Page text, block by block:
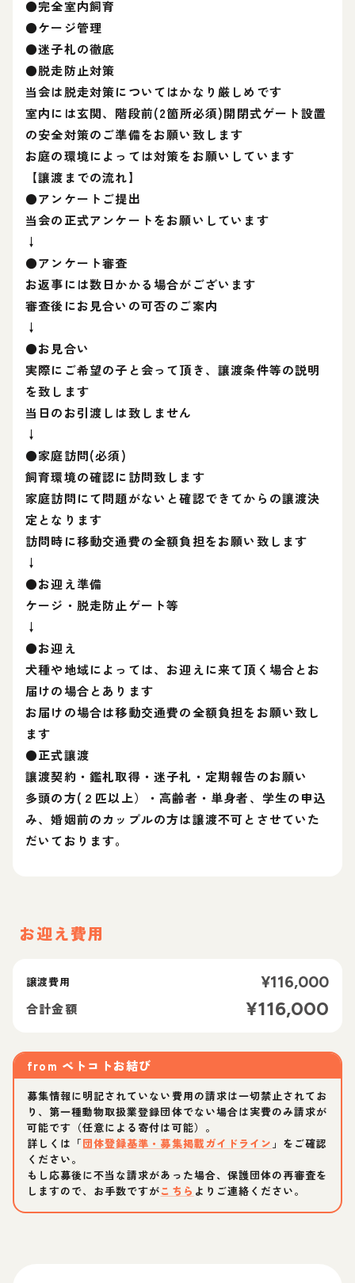
●完全室内飼育
●ケージ管理
●迷子札の徹底
●脱走防止対策
当会は脱走対策についてはかなり厳しめです
室内には玄関、階段前(2箇所必須)開閉式ゲート設置
の安全対策のご準備をお願い致します
お庭の環境によっては対策をお願いしています
【讓渡までの流れ】
●アンケートご提出
当会の正式アンケートをお願いしています
↓
●アンケート審査
お返事には数日かかる場合がございます
審査後にお見合いの可否のご案内
↓
●お見合い
実際にご希望の子と会って頂き、讓渡条件等の説明
を致します
当日のお引渡しは致しません
↓
●家庭訪問(必須)
飼育環境の確認に訪問致します
家庭訪問にて問題がないと確認できてからの讓渡決
定となります
訪問時に移動交通費の全額負担をお願い致します
↓
●お迎え準備
ケージ・脱走防止ゲート等
↓
●お迎え
犬種や地域によっては、お迎えに来て頂く場合とお
届けの場合とあります
お届けの場合は移動交通費の全額負担をお願い致し
ます
●正式讓渡
讓渡契約・鑑札取得・迷子札・定期報告のお願い
多頭の方(２匹以上）・高齢者・単身者、学生の申込
み、婚姻前のカップルの方は譲渡不可とさせていた
だいております。
お迎え費用
譲渡費用 ¥116,000
合計金額 ¥116,000
from ペトコトお結び
募集情報に明記されていない費用の請求は一切禁止されてお
り、第一種動物取扱業登録団体でない場合は実費のみ請求が
可能です（任意による寄付は可能）。
詳しくは「団体登録基準・募集掲載ガイドライン 」をご確認
ください。
もし応募後に不当な請求があった場合、保護団体の再審査を
しますので、お手数ですがこちら よりご連絡ください。